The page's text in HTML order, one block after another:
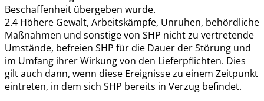
Beschaffenheit übergeben wurde.
2.4 Höhere Gewalt, Arbeitskämpfe, Unruhen, behördliche
Maßnahmen und sonstige von SHP nicht zu vertretende
Umstände, befreien SHP für die Dauer der Störung und
im Umfang ihrer Wirkung von den Lieferpflichten. Dies
gilt auch dann, wenn diese Ereignisse zu einem Zeitpunkt
eintreten, in dem sich SHP bereits in Verzug befindet.